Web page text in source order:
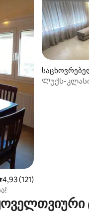
შეფასებაა
4,93 (121)
Ლუქს-